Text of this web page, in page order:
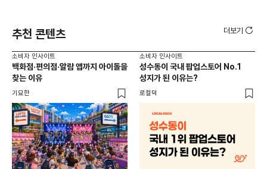
추천 콘텐츠 더보기
소비자 인사이트
백화점·편의점·알람 앱까지 아이돌을
찾는 이유
기묘한
소비자 인사이트
성수동이 국내 팝업스토어 No.1
성지가 된 이유는?
로컬덕